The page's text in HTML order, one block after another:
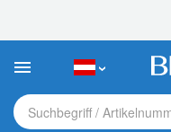
Sie:
Website
ein
Barrierefreiheitssystem.
Suchbegriff /